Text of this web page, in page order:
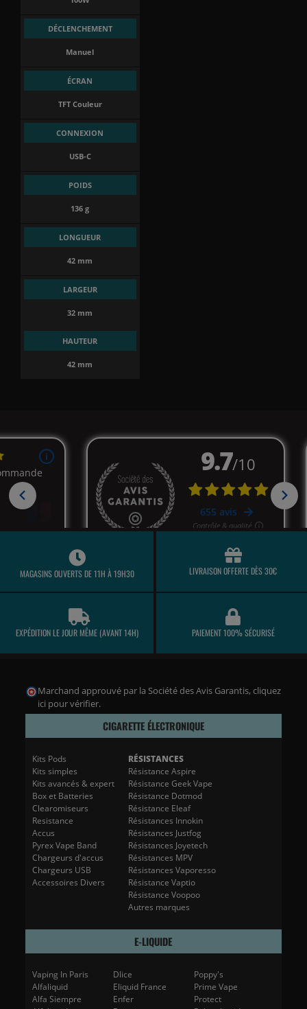
DÉCLENCHEMENT
Manuel
ÉCRAN
TFT Couleur
CONNEXION
USB-C
POIDS
136 g
LONGUEUR
42 mm
LARGEUR
32 mm
HAUTEUR
42 mm
MAGASINS OUVERTS DE 11H À 19H30 LIVRAISON OFFERTE DÈS 30€
EXPÉDITION LE JOUR MÊME (AVANT 14H) PAIEMENT 100% SÉCURISÉ
Marchand approuvé par la Société des Avis Garantis, cliquez
ici pour vérifier.
CIGARETTE ÉLECTRONIQUE
Kits Pods
Kits simples
Kits avancés & expert
Box et Batteries
Clearomiseurs
Resistance
Accus
Pyrex Vape Band
Chargeurs d'accus
Chargeurs USB
Accessoires Divers
RÉSISTANCES
Résistance Aspire
Résistance Geek Vape
Résistance Dotmod
Résistance Eleaf
Résistances Innokin
Résistances Justfog
Résistances Joyetech
Résistances MPV
Résistances Vaporesso
Résistance Vaptio
Résistance Voopoo
Autres marques
E-LIQUIDE
Vaping In Paris
Alfaliquid
Alfa Siempre
Dlice
Eliquid France
Enfer
Poppy's
Prime Vape
Protect